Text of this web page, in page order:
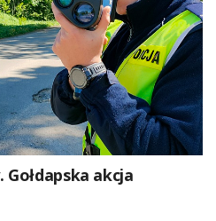
Gołdapska akcja